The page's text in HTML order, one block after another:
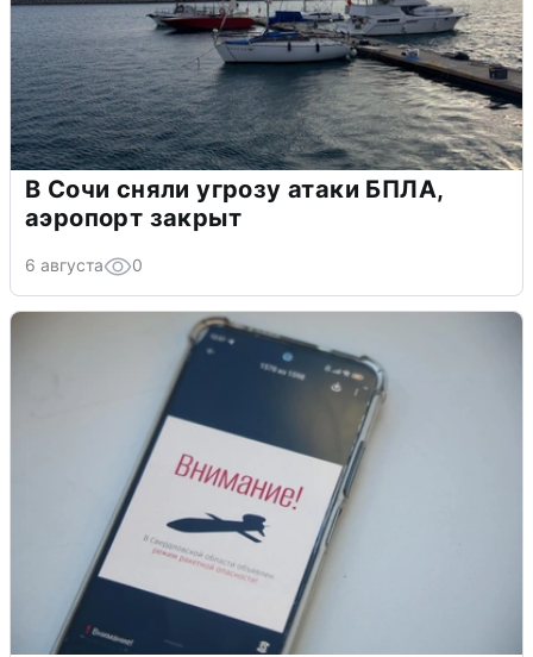
В Сочи сняли угрозу атаки БПЛА,
аэропорт закрыт
6 августа 0